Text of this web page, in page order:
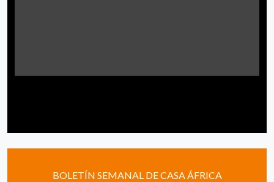
BOLETÍN SEMANAL DE CASA ÁFRICA